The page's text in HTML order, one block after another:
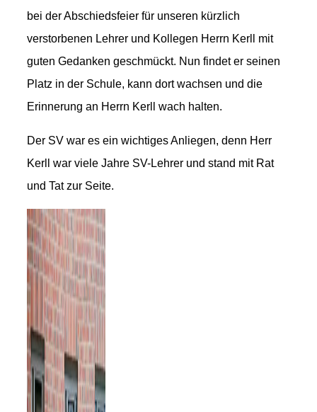
bei der Abschiedsfeier für unseren kürzlich
verstorbenen Lehrer und Kollegen Herrn Kerll mit
guten Gedanken geschmückt. Nun findet er seinen
Platz in der Schule, kann dort wachsen und die
Erinnerung an Herrn Kerll wach halten.
Der SV war es ein wichtiges Anliegen, denn Herr
Kerll war viele Jahre SV-Lehrer und stand mit Rat
und Tat zur Seite.